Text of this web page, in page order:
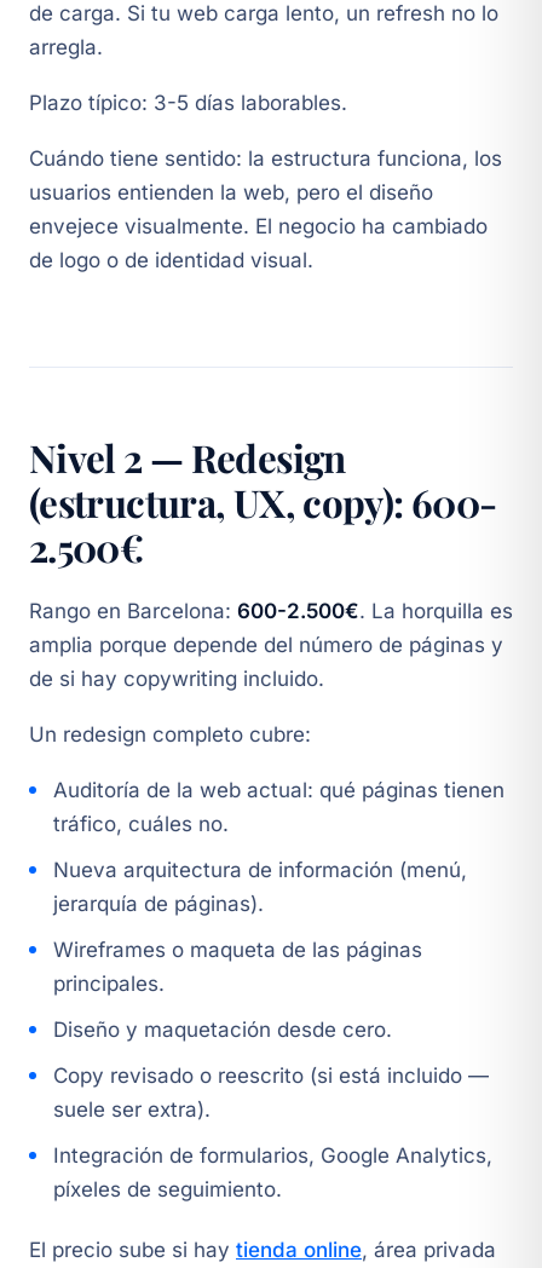
de carga. Si tu web carga lento, un refresh no lo
arregla.
Plazo típico: 3-5 días laborables.
Cuándo tiene sentido: la estructura funciona, los
usuarios entienden la web, pero el diseño
envejece visualmente. El negocio ha cambiado
de logo o de identidad visual.
Nivel 2 — Redesign
(estructura, UX, copy): 600-
2.500€
Rango en Barcelona: 600-2.500€. La horquilla es
amplia porque depende del número de páginas y
de si hay copywriting incluido.
Un redesign completo cubre:
Auditoría de la web actual: qué páginas tienen
tráfico, cuáles no.
Nueva arquitectura de información (menú,
jerarquía de páginas).
Wireframes o maqueta de las páginas
principales.
Diseño y maquetación desde cero.
Copy revisado o reescrito (si está incluido —
suele ser extra).
Integración de formularios, Google Analytics,
píxeles de seguimiento.
El precio sube si hay tienda online, área privada